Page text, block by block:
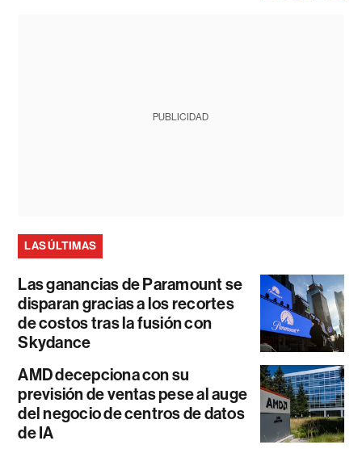
PUBLICIDAD
LAS ÚLTIMAS
Las ganancias de Paramount se
disparan gracias a los recortes
de costos tras la fusión con
Skydance
AMD decepciona con su
previsión de ventas pese al auge
del negocio de centros de datos
de IA